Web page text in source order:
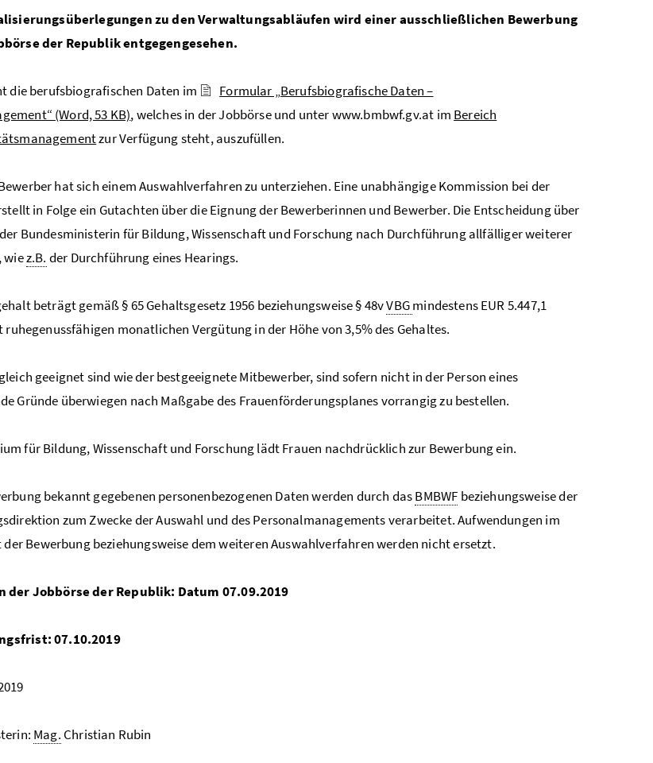
zu den Verwaltungsabläufen wird einer ausschließlichen Bewerbung
der Republik entgegengesehen.
die berufsbiografischen Daten im
Formular „Berufsbiografische Daten –
(Word, 53 KB), welches in der Jobbörse und unter www.bmbwf.gv.at im Bereich
zur Verfügung steht, auszufüllen.
hat sich einem Auswahlverfahren zu unterziehen. Eine unabhängige Kommission bei der
in Folge ein Gutachten über die Eignung der Bewerberinnen und Bewerber. Die Entscheidung über
Bundesministerin für Bildung, Wissenschaft und Forschung nach Durchführung allfälliger weiterer
wiez.B. der Durchführung eines Hearings.
beträgt gemäß § 65 Gehaltsgesetz 1956 beziehungsweise § 48vVBGmindestens EUR 5.447,1
monatlichen Vergütung in der Höhe von 3,5% des Gehaltes.
geeignet sind wie der bestgeeignete Mitbewerber, sind sofern nicht in der Person eines
Gründe überwiegen nach Maßgabe des Frauenförderungsplanes vorrangig zu bestellen.
für Bildung, Wissenschaft und Forschung lädt Frauen nachdrücklich zur Bewerbung ein.
bekannt gegebenen personenbezogenen Daten werden durch dasBMBWF beziehungsweise der
zum Zwecke der Auswahl und des Personalmanagements verarbeitet. Aufwendungen im
Bewerbung beziehungsweise dem weiteren Auswahlverfahren werden nicht ersetzt.
Jobbörse der Republik: Datum 07.09.2019
07.10.2019
Mag. Christian Rubin